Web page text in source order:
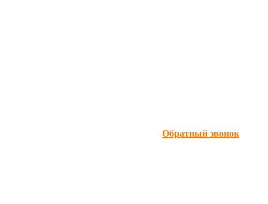
Обратный звонок